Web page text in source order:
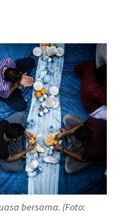
bersama. (Foto: